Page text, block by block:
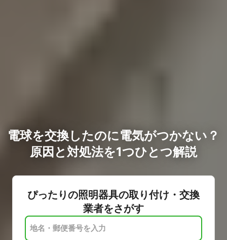
電球を交換したのに電気がつかない？
原因と対処法を1つひとつ解説
ぴったりの照明器具の取り付け・交換
業者をさがす